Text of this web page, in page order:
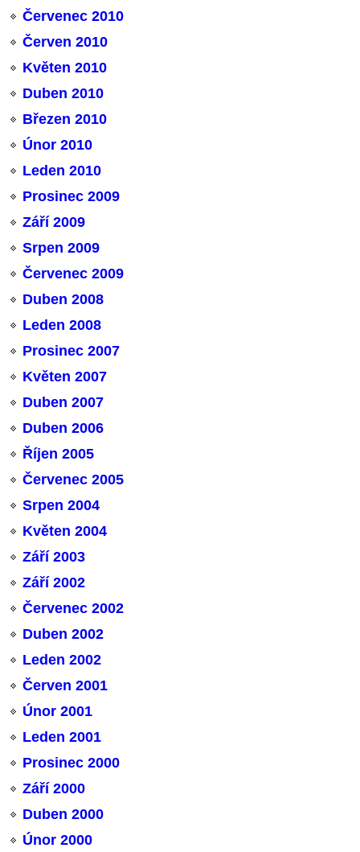
Červenec 2010
Červen 2010
Květen 2010
Duben 2010
Březen 2010
Únor 2010
Leden 2010
Prosinec 2009
Září 2009
Srpen 2009
Červenec 2009
Duben 2008
Leden 2008
Prosinec 2007
Květen 2007
Duben 2007
Duben 2006
Říjen 2005
Červenec 2005
Srpen 2004
Květen 2004
Září 2003
Září 2002
Červenec 2002
Duben 2002
Leden 2002
Červen 2001
Únor 2001
Leden 2001
Prosinec 2000
Září 2000
Duben 2000
Únor 2000